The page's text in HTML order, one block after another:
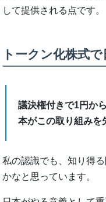
して提供される点です。
トークン化株式
議決権付きで1円か
本がこの取り組みを
私の認識でも、知り得
かなと思っています。